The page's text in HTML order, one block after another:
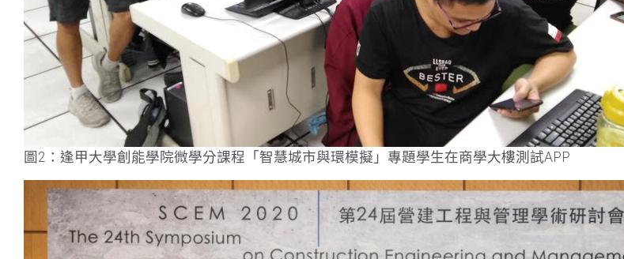
圖2：逢甲大學創能學院微學分課程「智慧城市與環模擬」專題學生在商學大樓測試APP